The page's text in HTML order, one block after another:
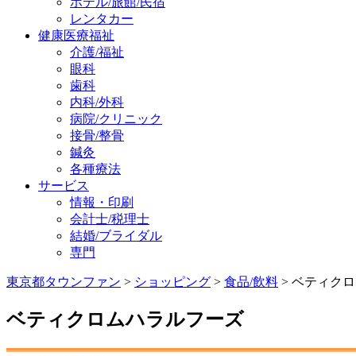
レンタカー
健康医療福祉
介護/福祉
眼科
歯科
内科/外科
病院/クリニック
接骨/整骨
鍼灸
各種療法
サービス
情報・印刷
会計士/税理士
結婚/ブライダル
専門
東京都タウンファン > ショッピング > 食品/飲料 > ベティク
ベティクロムハラルフーズ